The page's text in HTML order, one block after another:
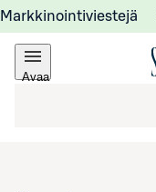
Markkinointiviestejä
Avaa